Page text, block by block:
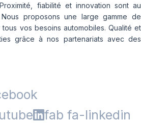
fiabilité et innovation sont au
proposons une large gamme de
vos besoins automobiles. Qualité et
grâce à nos partenariats avec des
fab fa-linkedin